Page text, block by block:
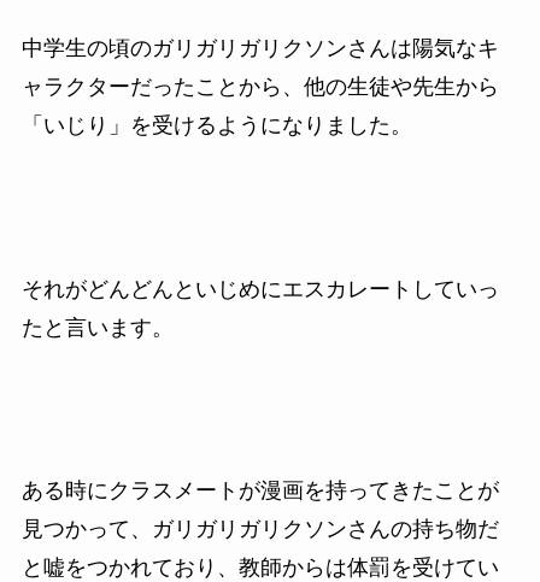
中学生の頃のガリガリガリクソンさんは陽気なキ
ャラクターだったことから、他の生徒や先生から
「いじり」を受けるようになりました。
それがどんどんといじめにエスカレートしていっ
たと言います。
ある時にクラスメートが漫画を持ってきたことが
見つかって、ガリガリガリクソンさんの持ち物だ
と嘘をつかれており、教師からは体罰を受けてい